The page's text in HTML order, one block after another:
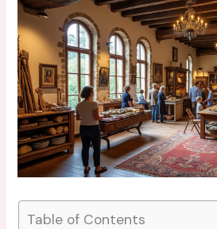
Table of Contents